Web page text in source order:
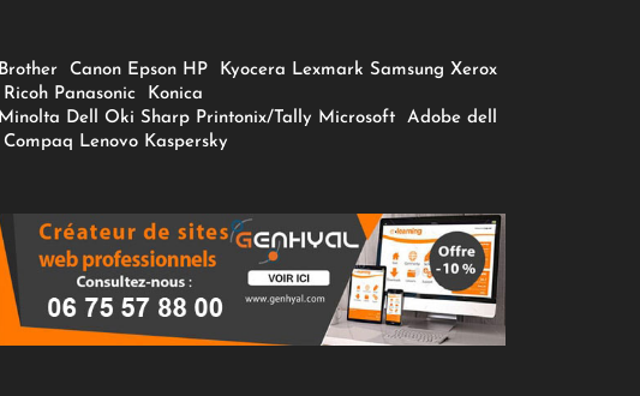
Brother Canon Epson HP Kyocera Lexmark Samsung Xerox
Ricoh Panasonic
Konica
Minolta Dell Oki Sharp Printonix/Tally Microsoft Adobe dell
Compaq Lenovo Kaspersky